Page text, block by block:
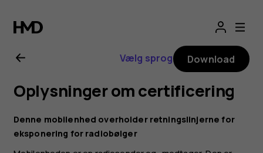
Brugervejledning
til
Nokia
225
Vælg sprog Download
Oplysninger om certificering
Denne mobilenhed overholder retningslinjerne for
eksponering for radiobølger